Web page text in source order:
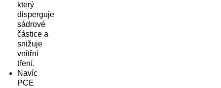
který
disperguje
sádrové
částice a
snižuje
vnitřní
tření.
Navíc
PCE